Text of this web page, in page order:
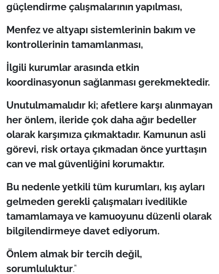
güçlendirme çalışmalarının yapılması,
Menfez ve altyapı sistemlerinin bakım ve
kontrollerinin tamamlanması,
İlgili kurumlar arasında etkin
koordinasyonun sağlanması gerekmektedir.
Unutulmamalıdır ki; afetlere karşı alınmayan
her önlem, ileride çok daha ağır bedeller
olarak karşımıza çıkmaktadır. Kamunun asli
görevi, risk ortaya çıkmadan önce yurttaşın
can ve mal güvenliğini korumaktır.
Bu nedenle yetkili tüm kurumları, kış ayları
gelmeden gerekli çalışmaları ivedilikle
tamamlamaya ve kamuoyunu düzenli olarak
bilgilendirmeye davet ediyorum.
Önlem almak bir tercih değil,
sorumluluktur.”